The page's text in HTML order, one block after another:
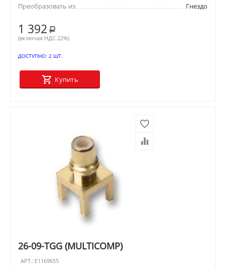
Преобразовать из
Гнездо
1 392 Р
(включая НДС 22%)
ДОСТУПНО: 2 ШТ.
Купить
26-09-TGG (MULTICOMP)
АРТ.: E1169655